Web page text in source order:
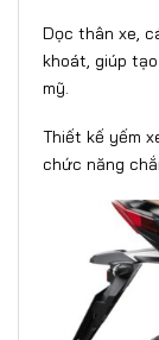
Dọc thân xe,
khoát, giúp
mỹ.
Thiết kế yếm
chức năng